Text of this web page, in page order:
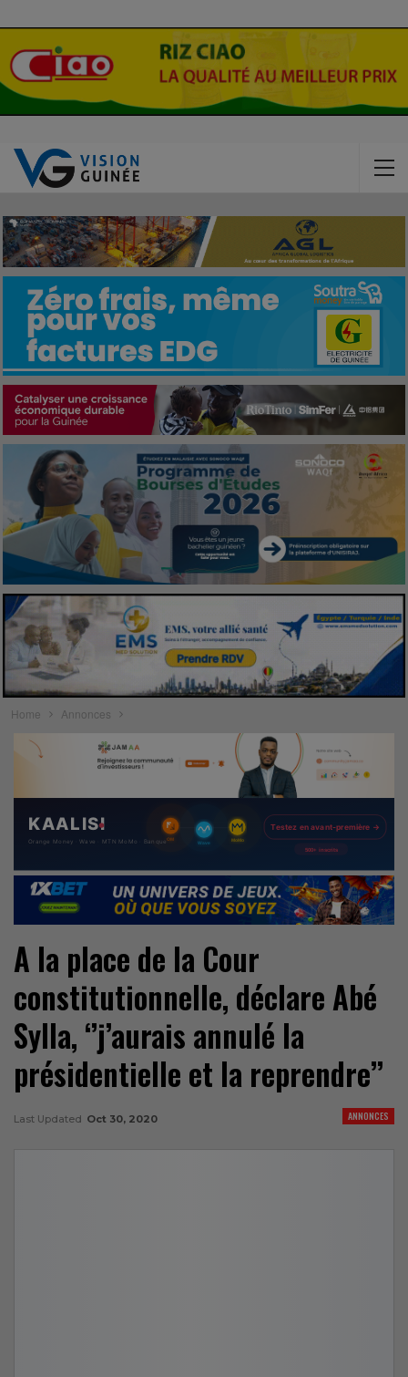
Home Annonces
A la place de la Cour
constitutionnelle, déclare Abé
Sylla, ‘’j’aurais annulé la
présidentielle et la reprendre’’
ANNONCES
Last Updated Oct 30, 2020